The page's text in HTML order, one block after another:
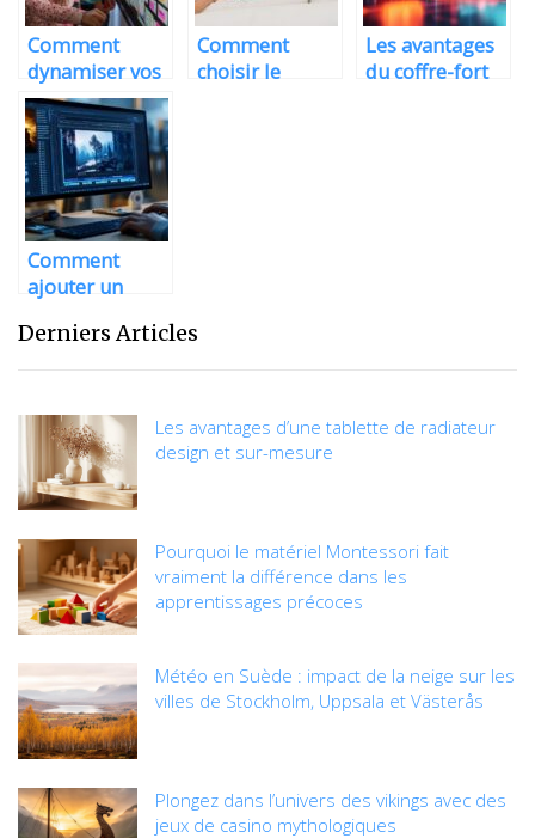
Comment
dynamiser vos
cours avec un
nuage de mots
collaboratif
facile à utiliser
Comment
choisir le
Les avantages
du coffre-fort
Comment
ajouter un
protéger vos
documents et
Derniers Articles
Les avantages d’une tablette de radiateur
design et sur-mesure
Pourquoi le matériel Montessori fait
vraiment la différence dans les
apprentissages précoces
Météo en Suède : impact de la neige sur les
villes de Stockholm, Uppsala et Västerås
Plongez dans l’univers des vikings avec des
jeux de casino mythologiques